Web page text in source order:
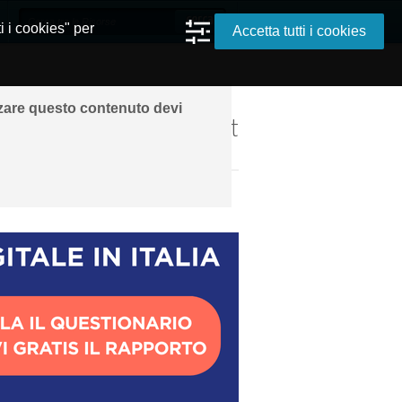
questo contenuto devi
ovunque grazie a Internet
i cookies" per
Accetta tutti i cookies